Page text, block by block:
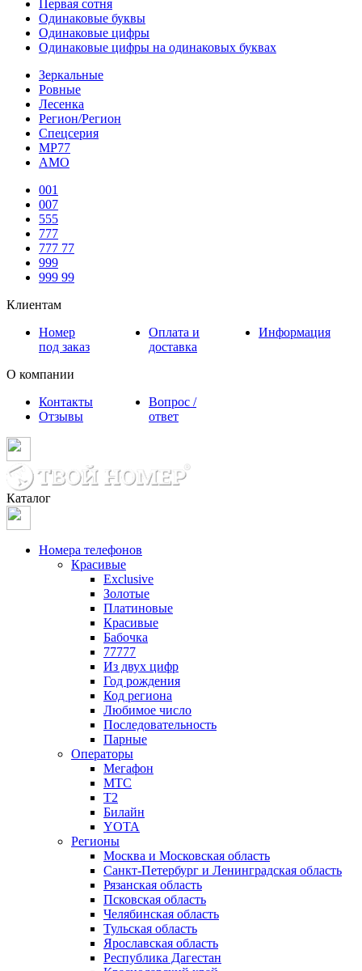
Первая сотня
Одинаковые буквы
Одинаковые цифры
Одинаковые цифры на одинаковых буквах
Зеркальные
Ровные
Лесенка
Регион/Регион
Спецсерия
МР77
АМО
001
007
555
777
777 77
999
999 99
Клиентам
Номер
под заказ
Оплата и
доставка
Информация
О компании
Контакты
Отзывы
Вопрос /
ответ
Каталог
Номера телефонов
Красивые
Exclusive
Золотые
Платиновые
Красивые
Бабочка
77777
Из двух цифр
Год рождения
Код региона
Любимое число
Последовательность
Парные
Операторы
Мегафон
МТС
Т2
Билайн
YOTA
Регионы
Москва и Московская область
Санкт-Петербург и Ленинградская область
Рязанская область
Псковская область
Челябинская область
Тульская область
Ярославская область
Республика Дагестан